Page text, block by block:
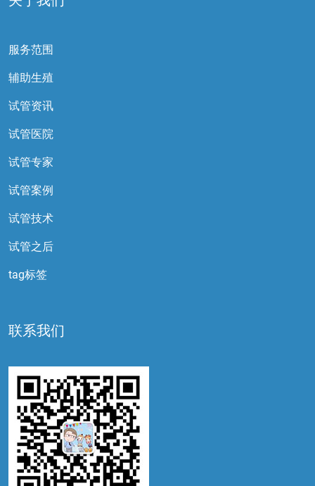
服务范围
辅助生殖
试管资讯
试管医院
试管专家
试管案例
试管技术
试管之后
tag标签
联系我们